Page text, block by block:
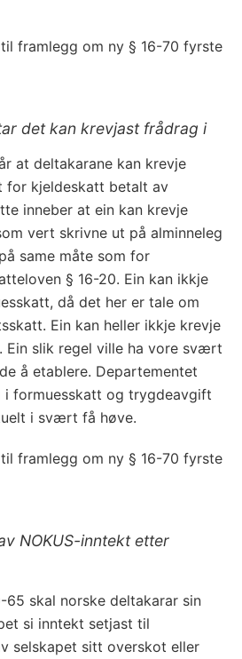
framlegg om ny § 16-70 fyrste
det kan krevjast frådrag i
at deltakarane kan krevje
for kjeldeskatt betalt av
inneber at ein kan krevje
vert skrivne ut på alminneleg
same måte som for
§ 16-20. Ein kan ikkje
då det her er tale om
Ein kan heller ikkje krevje
slik regel ville ha vore svært
å etablere. Departementet
formuesskatt og trygdeavgift
i svært få høve.
framlegg om ny § 16-70 fyrste
NOKUS-inntekt etter
65 skal norske deltakarar sin
si inntekt setjast til
selskapet sitt overskot eller